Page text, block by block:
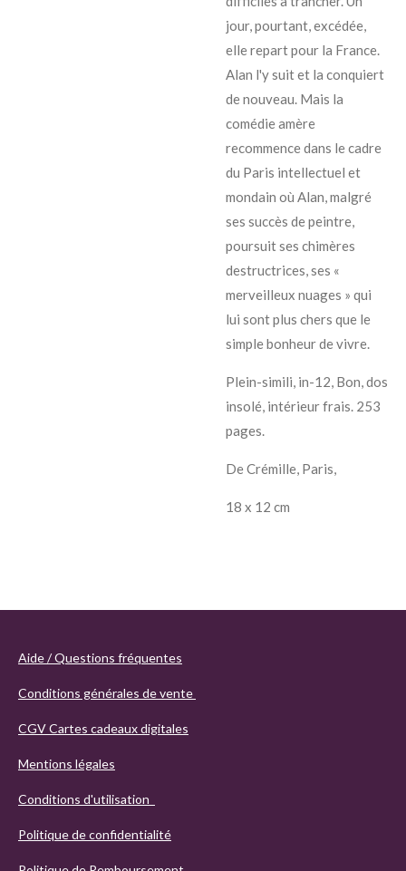
jour, pourtant, excédée,
elle repart pour la France.
Alan l'y suit et la conquiert
de nouveau. Mais la
comédie amère
recommence dans le cadre
du Paris intellectuel et
mondain où Alan, malgré
ses succès de peintre,
poursuit ses chimères
destructrices, ses «
merveilleux nuages » qui
lui sont plus chers que le
simple bonheur de vivre.
Plein-simili, in-12, Bon, dos
insolé, intérieur frais. 253
pages.
De Crémille, Paris,
18 x 12 cm
Aide / Questions fréquentes
Conditions générales de vente
CGV Cartes cadeaux digitales
Mentions légales
Conditions d'utilisation
Politique de confidentialité